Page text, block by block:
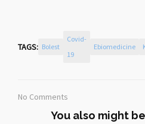
TAGS: Bolest
Covid-
19
Ebiomedicine
No Comments
You also might